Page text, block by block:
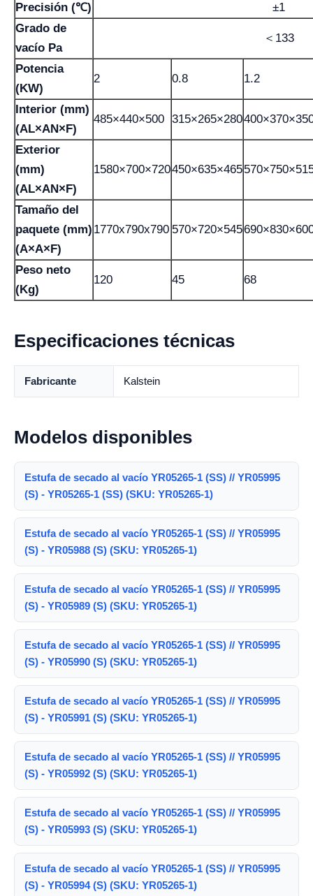
Precisión (℃)
±1
Grado de
vacío Pa
＜133
Potencia
(KW)
2 0.8 1.2
Interior (mm)
(AL×AN×F)
485×440×500 315×265×280
Exterior
(mm)
(AL×AN×F)
1580×700×720450×635×465
Tamaño del
paquete (mm)
(A×A×F)
1770x790x790 570×720×545
Peso neto
(Kg)
120 45 68
Especificaciones técnicas
Fabricante Kalstein
Modelos disponibles
Estufa de secado al vacío YR05265-1 (SS) // YR05995
(S) - YR05265-1 (SS) (SKU: YR05265-1)
Estufa de secado al vacío YR05265-1 (SS) // YR05995
(S) - YR05988 (S) (SKU: YR05265-1)
Estufa de secado al vacío YR05265-1 (SS) // YR05995
(S) - YR05989 (S) (SKU: YR05265-1)
Estufa de secado al vacío YR05265-1 (SS) // YR05995
(S) - YR05990 (S) (SKU: YR05265-1)
Estufa de secado al vacío YR05265-1 (SS) // YR05995
(S) - YR05991 (S) (SKU: YR05265-1)
Estufa de secado al vacío YR05265-1 (SS) // YR05995
(S) - YR05992 (S) (SKU: YR05265-1)
Estufa de secado al vacío YR05265-1 (SS) // YR05995
(S) - YR05993 (S) (SKU: YR05265-1)
Estufa de secado al vacío YR05265-1 (SS) // YR05995
(S) - YR05994 (S) (SKU: YR05265-1)